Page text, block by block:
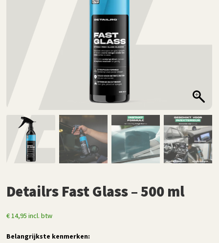
Detailrs Fast Glass – 500 ml
€14,95 incl. btw
Belangrijkste kenmerken: